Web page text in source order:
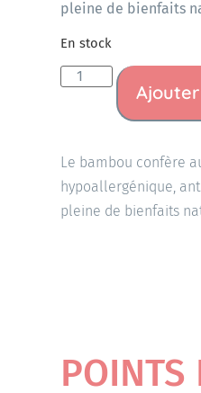
pleine de bienfaits
En stock
Le bambou confère
hypoallergénique,
pleine de bienfaits
POINTS